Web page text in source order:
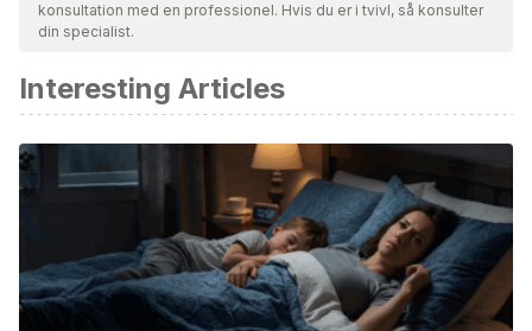
Bibliografien i denne artikel blev betragtet som pålidelig og af
Rawlings AV, Bielfeldt S, Lombard KJ. A
effects of moisturizers on the appearance of scars and
striae. Int J Cosmet Sci. 2012 Dec;34(6):519-24. doi:
10.1111/j.1468-2494.2012.00751.x. Epub 2012 Sep 21. PMID:
García Hernández JÁ, Madera González D, Padilla
Castillo M, Figueras Falcón T.Use of a specific anti-
stretch mark cream for preventing or reducing the severity
konsultation med en professionel. Hvis du er i tvivl, så konsulter
din specialist.
Interesting Articles